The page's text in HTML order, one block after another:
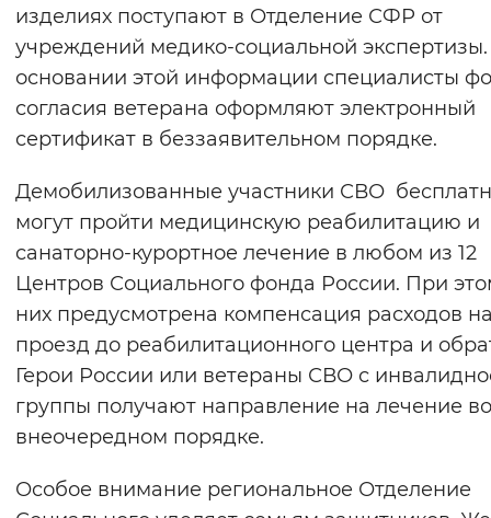
изделиях поступают в Отделение СФР от
учреждений медико-социальной
основании этой информации специалисты
согласия ветерана оформляют электронный
сертификат в беззаявительном порядке.
Демобилизованные участники СВО
могут пройти медицинскую реабилитацию и
санаторно-курортное лечение в любом из 12
Центров Социального фонда России. При
них предусмотрена компенсация расходов
проезд до реабилитационного центра и
Герои России или ветераны СВО с
группы получают направление на лечение во
внеочередном порядке.
Особое внимание региональное Отделение